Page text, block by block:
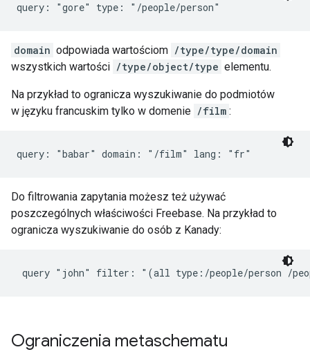
query: "gore" type: "/people/person"
domain odpowiada wartościom /type/type/domain
wszystkich wartości /type/object/type elementu.
Na przykład to ogranicza wyszukiwanie do podmiotów
w języku francuskim tylko w domenie /film :
query: "babar" domain: "/film" lang: "fr"
Do filtrowania zapytania możesz też używać
poszczególnych właściwości Freebase. Na przykład to
ogranicza wyszukiwanie do osób z Kanady:
query "john" filter: "(all type:/people/person /
Ograniczenia metaschematu